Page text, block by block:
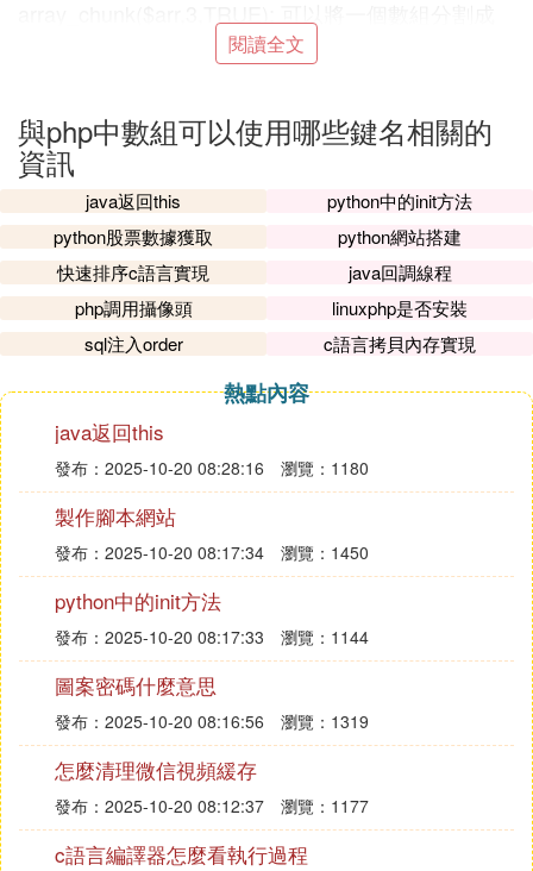
多個，TRUE為保留原數組的鍵名
三、數組與棧
array_push($arr,"apple","pear"); 將一個或多個元素
壓入數組棧的末尾（入棧），返回入棧元素的個數
array_pop($arr); 將數組棧的最後一個元素彈出（出
棧）
四、數組與列隊
array_shift($arr);數組中的第一個元素移出並作為結
果返回（數組長度減1，其他元素向前移動一位，數
array_unshift($arr,"a",array(1,2));在數組的開頭插入
一個或多個元素
五、回調函數
array_walk($arr,'function','words'); 使用用戶函數對數
組中的每個成員進行處理（第三個參數傳遞給回調函
數function）
array_mpa("function",$arr1,$arr2); 可以處理多個數
組（當使用兩個或更多數組時，他們的長度應該相
同）
array_filter($arr,"function"); 使用回調函數過濾數組中
的每個元素，如果回調函數為TRUE，數組的當前元
素會被包含在返回的結果數組中，數組的鍵名保留不
變
array_rece($arr,"function","*"); 轉化為單值函數（*為
數組的第一個值）
六、數組的排序
閱讀全文
與php中數組可以使用哪些鍵名相關的
資訊
java返回this
python中的init方法
python股票數據獲取
python網站搭建
快速排序c語言實現
java回調線程
php調用攝像頭
linuxphp是否安裝
sql注入order
c語言拷貝內存實現
熱點內容
java返回this
發布：2025-10-20 08:28:16 瀏覽：1180
製作腳本網站
發布：2025-10-20 08:17:34 瀏覽：1450
python中的init方法
發布：2025-10-20 08:17:33 瀏覽：1144
圖案密碼什麼意思
發布：2025-10-20 08:16:56 瀏覽：1319
怎麼清理微信視頻緩存
發布：2025-10-20 08:12:37 瀏覽：1177
c語言編譯器怎麼看執行過程